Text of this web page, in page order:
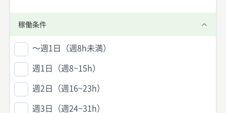
稼働条件
〜週1日（週8h未満）
週1日（週8~15h）
週2日（週16~23h）
週3日（週24~31h）